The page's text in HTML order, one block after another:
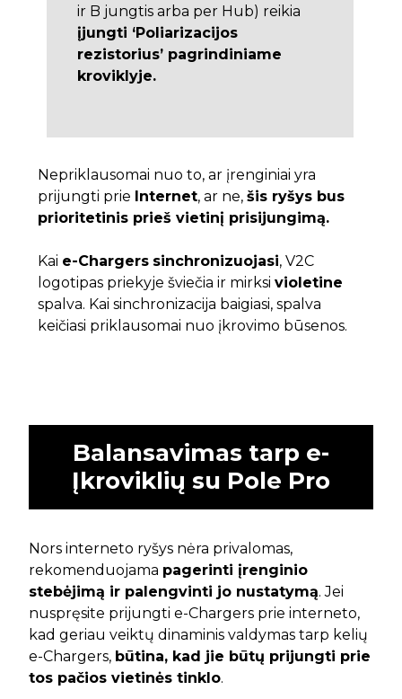
ir B jungtis arba per Hub) reikia
įjungti ‘Poliarizacijos
rezistorius’ pagrindiniame
kroviklyje.
Nepriklausomai nuo to, ar įrenginiai yra
prijungti prie Internet, ar ne, šis ryšys bus
prioritetinis prieš vietinį prisijungimą.
Kai e-Chargers sinchronizuojasi, V2C
logotipas priekyje šviečia ir mirksi violetine
spalva. Kai sinchronizacija baigiasi, spalva
keičiasi priklausomai nuo įkrovimo būsenos.
Balansavimas tarp e-
Įkroviklių su Pole Pro
Nors interneto ryšys nėra privalomas,
rekomenduojama pagerinti įrenginio
stebėjimą ir palengvinti jo nustatymą. Jei
nuspręsite prijungti e-Chargers prie interneto,
kad geriau veiktų dinaminis valdymas tarp kelių
e-Chargers, būtina, kad jie būtų prijungti prie
tos pačios vietinės tinklo.